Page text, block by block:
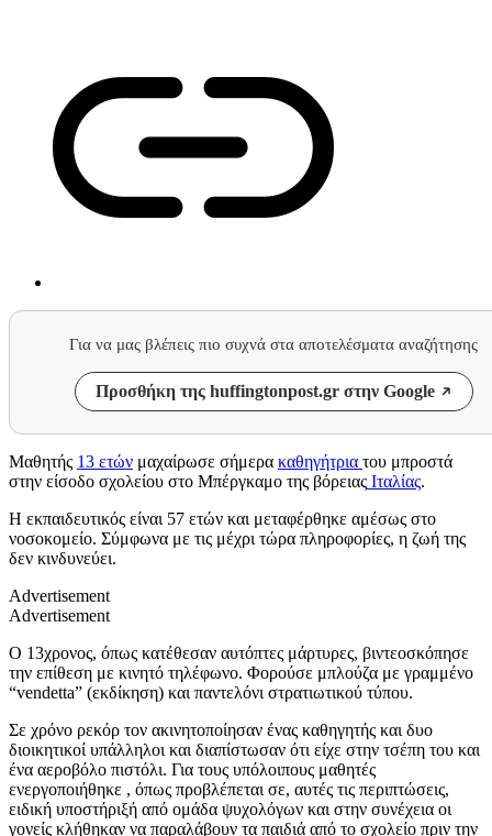
Για να μας βλέπεις πιο συχνά στα αποτελέσματα αναζήτησης
Προσθήκη της huffingtonpost.gr στην Google
Μαθητής 13 ετών μαχαίρωσε σήμερα καθηγήτρια του μπροστά
στην είσοδο σχολείου στο Μπέργκαμο της βόρειας Ιταλίας.
Η εκπαιδευτικός είναι 57 ετών και μεταφέρθηκε αμέσως στο
νοσοκομείο. Σύμφωνα με τις μέχρι τώρα πληροφορίες, η ζωή της
δεν κινδυνεύει.
Advertisement
Advertisement
Ο 13χρονος, όπως κατέθεσαν αυτόπτες μάρτυρες, βιντεοσκόπησε
την επίθεση με κινητό τηλέφωνο. Φορούσε μπλούζα με γραμμένο
“vendetta” (εκδίκηση) και παντελόνι στρατιωτικού τύπου.
Σε χρόνο ρεκόρ τον ακινητοποίησαν ένας καθηγητής και δυο
διοικητικοί υπάλληλοι και διαπίστωσαν ότι είχε στην τσέπη του και
ένα αεροβόλο πιστόλι. Για τους υπόλοιπους μαθητές
ενεργοποιήθηκε , όπως προβλέπεται σε, αυτές τις περιπτώσεις,
ειδική υποστήριξή από ομάδα ψυχολόγων και στην συνέχεια οι
γονείς κλήθηκαν να παραλάβουν τα παιδιά από το σχολείο πριν την